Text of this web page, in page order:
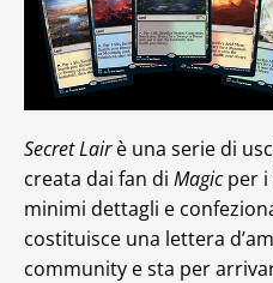
Secret Lairè una serie di
creata dai fan di Magicper i
minimi dettagli e
costituisce una lettera
community e sta per